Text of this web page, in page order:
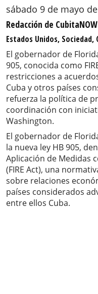
sábado 9 de mayo
Redacción de CubitaNOW
Estados Unidos, Sociedad,
El gobernador de
905, conocida como
restricciones a
Cuba y otros países
refuerza la política de
coordinación con
Washington.
El gobernador de
la nueva ley HB 905,
Aplicación de Medidas
(FIRE Act), una
sobre relaciones
países considerados
entre ellos Cuba.